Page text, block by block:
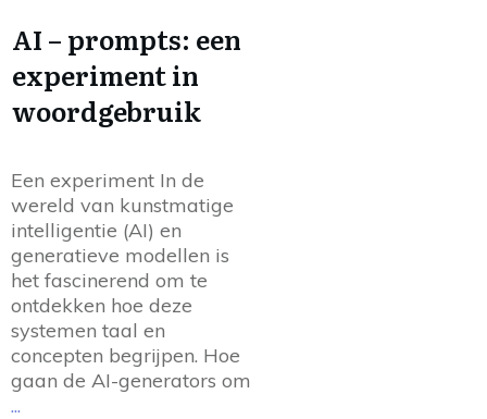
AI – prompts: een
experiment in
woordgebruik
Een experiment In de
wereld van kunstmatige
intelligentie (AI) en
generatieve modellen is
het fascinerend om te
ontdekken hoe deze
systemen taal en
concepten begrijpen. Hoe
gaan de AI-generators om
...